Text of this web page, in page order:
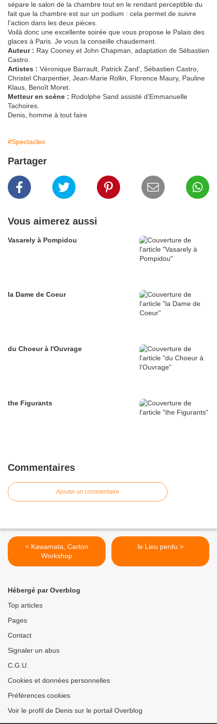
sépare le salon de la chambre tout en le rendant perceptible du
fait que la chambre est sur un podium : cela permet de suivre
l'action dans les deux pièces.
Voilà donc une excellente soirée que vous propose le Palais des
glaces à Paris. Je vous la conseille chaudement.
Auteur : Ray Cooney et John Chapman, adaptation de Sébastien
Castro.
Artistes : Véronique Barrault, Patrick Zard', Sébastien Castro,
Christel Charpentier, Jean-Marie Rollin, Florence Maury, Pauline
Klaus, Benoît Moret.
Metteur en scène : Rodolphe Sand assisté d'Emmanuelle
Tachoires.
Denis, homme à tout faire
#Spectacles
Partager
Vous aimerez aussi
Vasarely à Pompidou
la Dame de Coeur
du Choeur à l'Ouvrage
the Figurants
Commentaires
Ajouter un commentaire
< Kawamata, Carton
Workshop
le Lieu perdu >
Hébergé par Overblog
Top articles
Pages
Contact
Signaler un abus
C.G.U.
Cookies et données personnelles
Préférences cookies
Voir le profil de Denis sur le portail Overblog